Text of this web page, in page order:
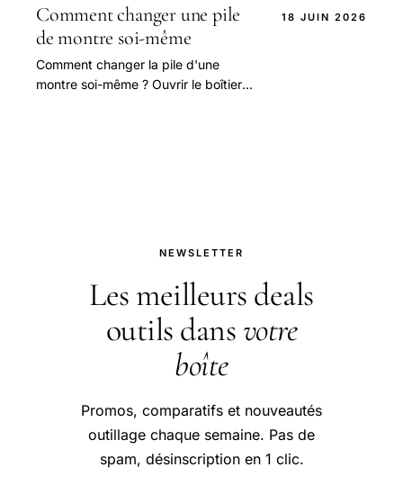
Comparez les prix et les modèles
d'enrouleurs bache piscine
Comment changer une pile
de montre soi-même
Comment changer la pile d'une
montre soi-même ? Ouvrir le boîtier
18 JUIN 2026
NEWSLETTER
Les meilleurs deals
outils dansvotre
boîte
Promos, comparatifs et nouveautés
outillage chaque semaine. Pas de
spam, désinscription en 1 clic.